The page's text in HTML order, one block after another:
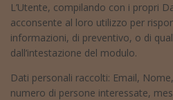
L’Utente, compilando con i propri
acconsente al loro utilizzo per
informazioni, di preventivo, o di
dall’intestazione del modulo.
Dati personali raccolti: Email,
numero di persone interessate,